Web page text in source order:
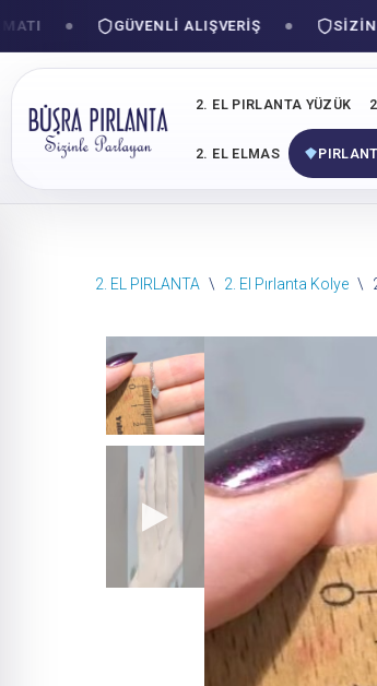
GÜVENLI ALIŞVERIŞ SIZINLE
2. EL PIRLANTA YÜZÜK
2. EL ELMAS
2. EL PIRLANTA \ 2. El Pırlanta Kolye \